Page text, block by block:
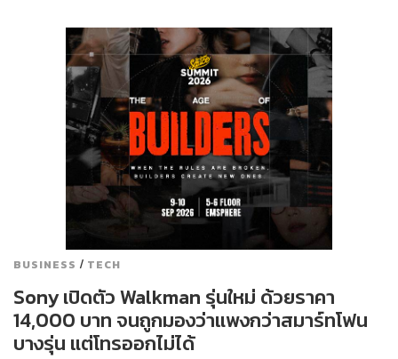
BUSINESS / TECH
Sony เปิดตัว Walkman รุ่นใหม่ ด้วยราคา
14,000 บาท จนถูกมองว่าแพงกว่าสมาร์ทโฟน
บางรุ่น แต่โทรออกไม่ได้